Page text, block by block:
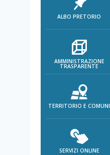
area
banner
Salta
footer
ALBO PRETORIO
AMMINISTRAZIONE
TRASPARENTE
TERRITORIO E COMUNI
SERVIZI ONLINE